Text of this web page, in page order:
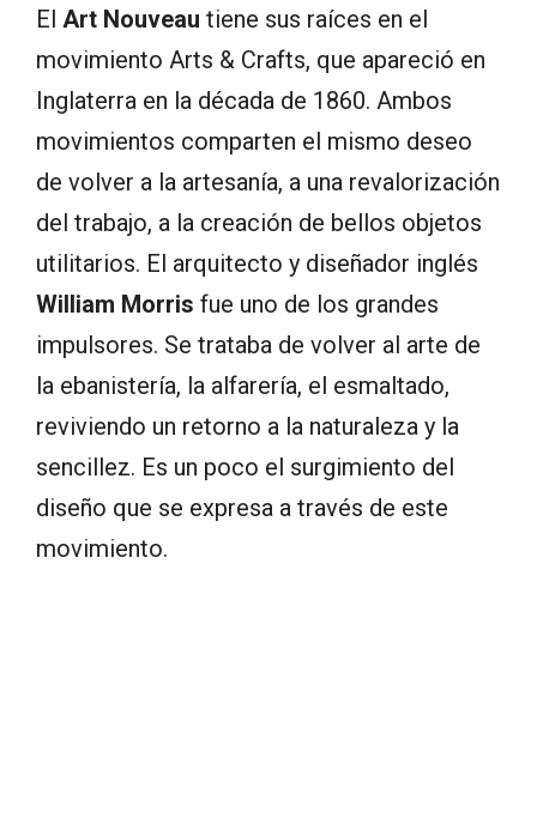
El Art Nouveau tiene sus raíces en el
movimiento Arts & Crafts, que apareció en
Inglaterra en la década de 1860. Ambos
movimientos comparten el mismo deseo
de volver a la artesanía, a una revalorización
del trabajo, a la creación de bellos objetos
utilitarios. El arquitecto y diseñador inglés
William Morris fue uno de los grandes
impulsores. Se trataba de volver al arte de
la ebanistería, la alfarería, el esmaltado,
reviviendo un retorno a la naturaleza y la
sencillez. Es un poco el surgimiento del
diseño que se expresa a través de este
movimiento.